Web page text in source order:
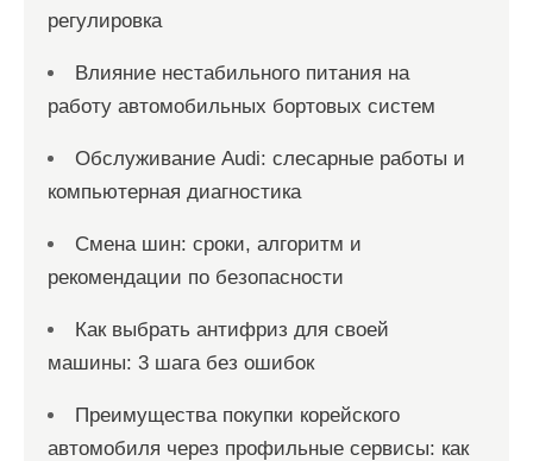
регулировка
Влияние нестабильного питания на
работу автомобильных бортовых систем
Обслуживание Audi: слесарные работы и
компьютерная диагностика
Смена шин: сроки, алгоритм и
рекомендации по безопасности
Как выбрать антифриз для своей
машины: 3 шага без ошибок
Преимущества покупки корейского
автомобиля через профильные сервисы: как